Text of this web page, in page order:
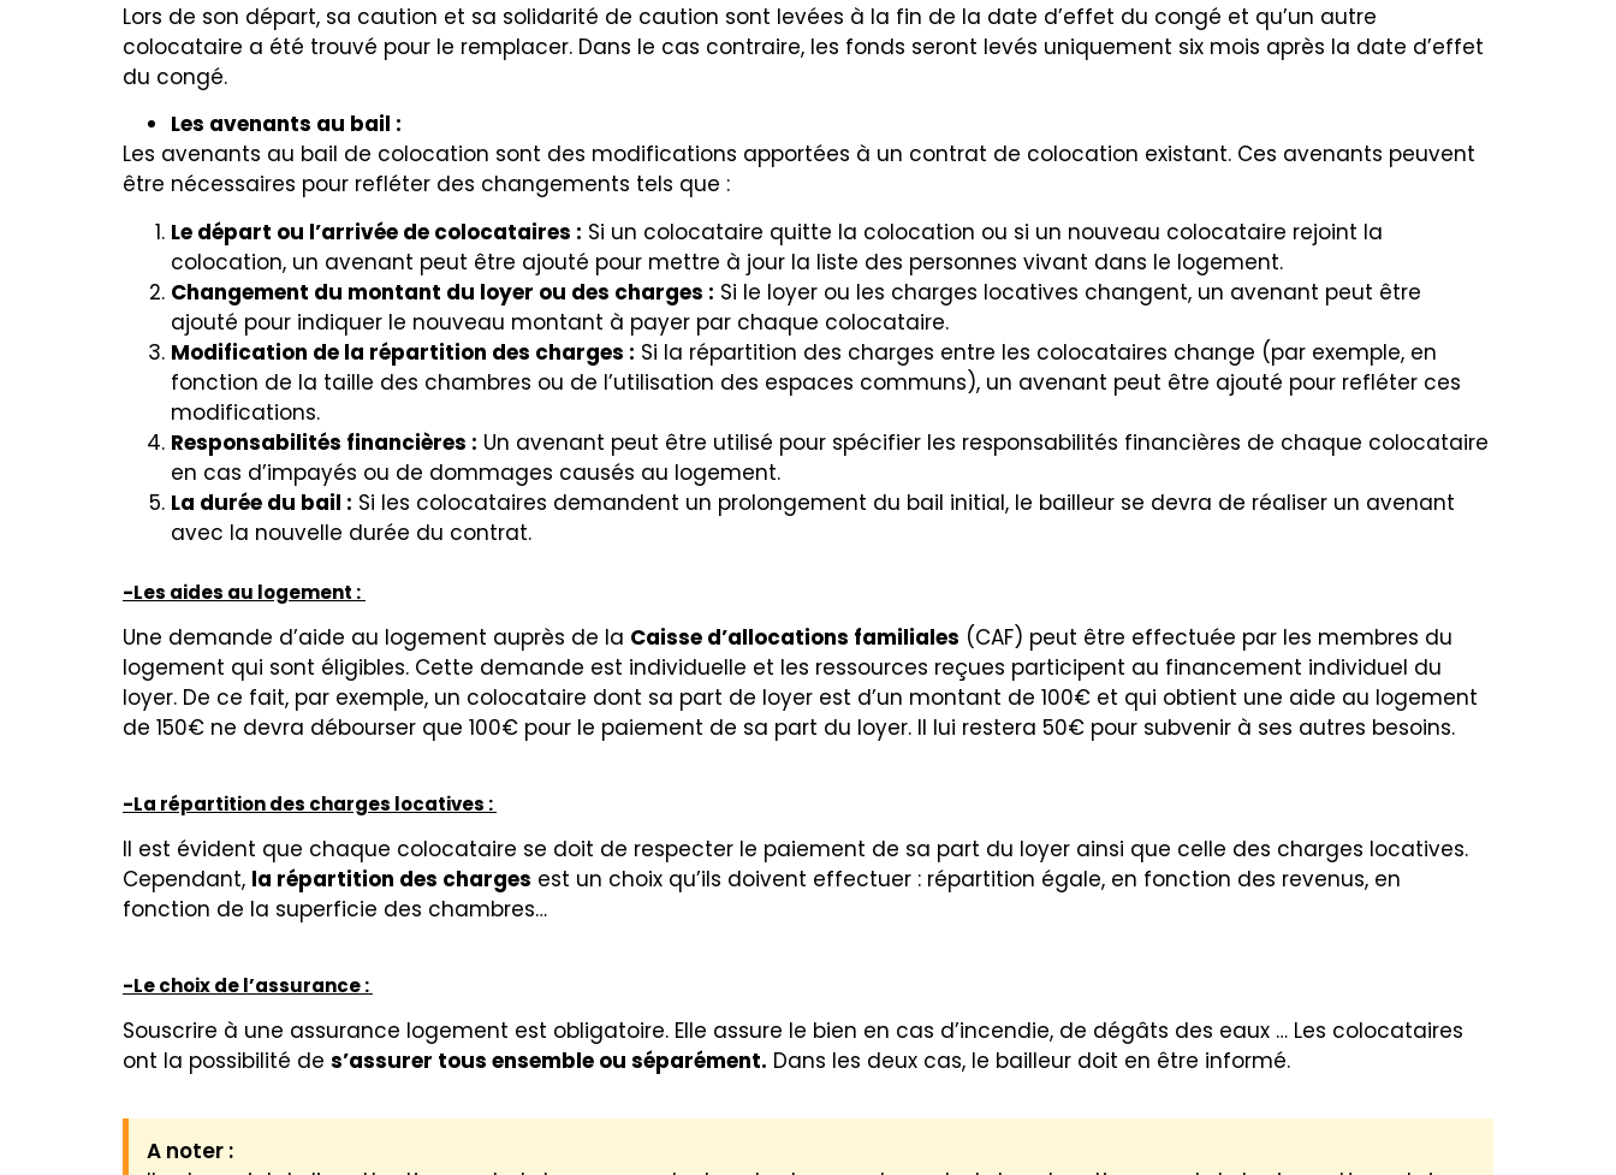
Lors de son départ, sa caution et sa solidarité de caution sont levées à la fin de la date d’effet du congé et qu’un autre
colocataire a été trouvé pour le remplacer. Dans le cas contraire, les fonds seront levés uniquement six mois après la date d’effet
du congé.
Les avenants au bail :
Les avenants au bail de colocation sont des modifications apportées à un contrat de colocation existant. Ces avenants peuvent
être nécessaires pour refléter des changements tels que :
Le départ ou l’arrivée de colocataires : Si un colocataire quitte la colocation ou si un nouveau colocataire rejoint la
colocation, un avenant peut être ajouté pour mettre à jour la liste des personnes vivant dans le logement.
Changement du montant du loyer ou des charges : Si le loyer ou les charges locatives changent, un avenant peut être
ajouté pour indiquer le nouveau montant à payer par chaque colocataire.
Modification de la répartition des charges : Si la répartition des charges entre les colocataires change (par exemple, en
fonction de la taille des chambres ou de l’utilisation des espaces communs), un avenant peut être ajouté pour refléter ces
modifications.
Responsabilités financières : Un avenant peut être utilisé pour spécifier les responsabilités financières de chaque colocataire
en cas d’impayés ou de dommages causés au logement.
La durée du bail : Si les colocataires demandent un prolongement du bail initial, le bailleur se devra de réaliser un avenant
avec la nouvelle durée du contrat.
-Les aides au logement :
Une demande d’aide au logement auprès de la Caisse d’allocations familiales (CAF) peut être effectuée par les membres du
logement qui sont éligibles. Cette demande est individuelle et les ressources reçues participent au financement individuel du
loyer. De ce fait, par exemple, un colocataire dont sa part de loyer est d’un montant de 100€ et qui obtient une aide au logement
de 150€ ne devra débourser que 100€ pour le paiement de sa part du loyer. Il lui restera 50€ pour subvenir à ses autres besoins.
-La répartition des charges locatives :
Il est évident que chaque colocataire se doit de respecter le paiement de sa part du loyer ainsi que celle des charges locatives.
Cependant, la répartition des charges est un choix qu’ils doivent effectuer : répartition égale, en fonction des revenus, en
fonction de la superficie des chambres…
-Le choix de l’assurance :
Souscrire à une assurance logement est obligatoire. Elle assure le bien en cas d’incendie, de dégâts des eaux … Les colocataires
ont la possibilité de s’assurer tous ensemble ou séparément. Dans les deux cas, le bailleur doit en être informé.
A noter :